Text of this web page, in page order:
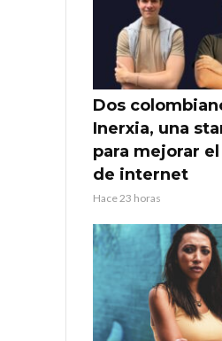
Dos
Inerxia, una
para mejorar
de internet
Hace 23 horas